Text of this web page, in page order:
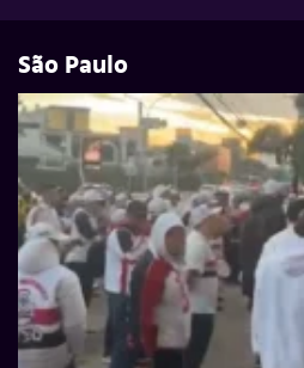
São Paulo